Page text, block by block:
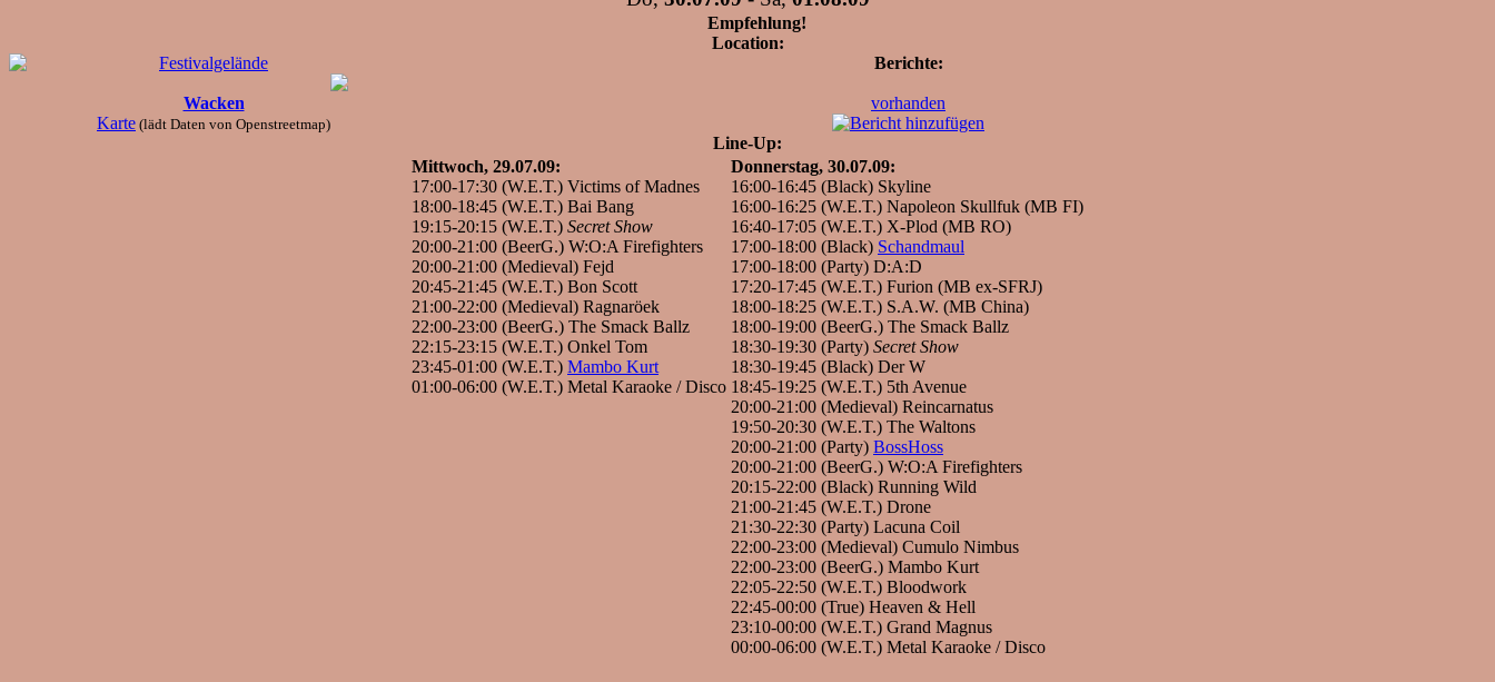
Empfehlung!
Location:
Festivalgelände
Wacken
Karte (lädt Daten von Openstreetmap)
Berichte:
vorhanden
Line-Up:
Mittwoch, 29.07.09:
17:00-17:30 (W.E.T.) Victims of Madnes
18:00-18:45 (W.E.T.) Bai Bang
19:15-20:15 (W.E.T.) Secret Show
20:00-21:00 (BeerG.) W:O:A Firefighters
20:00-21:00 (Medieval) Fejd
20:45-21:45 (W.E.T.) Bon Scott
21:00-22:00 (Medieval) Ragnaröek
22:00-23:00 (BeerG.) The Smack Ballz
22:15-23:15 (W.E.T.) Onkel Tom
23:45-01:00 (W.E.T.) Mambo Kurt
01:00-06:00 (W.E.T.) Metal Karaoke / Disco
Donnerstag, 30.07.09:
16:00-16:45 (Black) Skyline
16:00-16:25 (W.E.T.) Napoleon Skullfuk (MB FI)
16:40-17:05 (W.E.T.) X-Plod (MB RO)
17:00-18:00 (Black) Schandmaul
17:00-18:00 (Party) D:A:D
17:20-17:45 (W.E.T.) Furion (MB ex-SFRJ)
18:00-18:25 (W.E.T.) S.A.W. (MB China)
18:00-19:00 (BeerG.) The Smack Ballz
18:30-19:30 (Party) Secret Show
18:30-19:45 (Black) Der W
18:45-19:25 (W.E.T.) 5th Avenue
20:00-21:00 (Medieval) Reincarnatus
19:50-20:30 (W.E.T.) The Waltons
20:00-21:00 (Party) BossHoss
20:00-21:00 (BeerG.) W:O:A Firefighters
20:15-22:00 (Black) Running Wild
21:00-21:45 (W.E.T.) Drone
21:30-22:30 (Party) Lacuna Coil
22:00-23:00 (Medieval) Cumulo Nimbus
22:00-23:00 (BeerG.) Mambo Kurt
22:05-22:50 (W.E.T.) Bloodwork
22:45-00:00 (True) Heaven & Hell
23:10-00:00 (W.E.T.) Grand Magnus
00:00-06:00 (W.E.T.) Metal Karaoke / Disco